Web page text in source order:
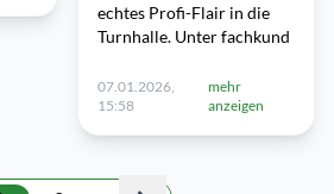
echtes Profi-Flair in die
Turnhalle. Unter fachkund
07.01.2026,
15:58
mehr
anzeigen